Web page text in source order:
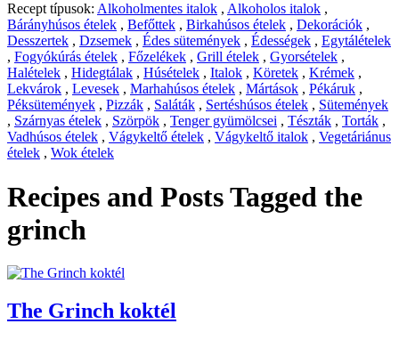
Recept típusok: Alkoholmentes italok , Alkoholos italok ,
Bárányhúsos ételek , Befőttek , Birkahúsos ételek , Dekorációk ,
Desszertek , Dzsemek , Édes sütemények , Édességek , Egytálételek
, Fogyókúrás ételek , Főzelékek , Grill ételek , Gyorsételek ,
Halételek , Hidegtálak , Húsételek , Italok , Köretek , Krémek ,
Lekvárok , Levesek , Marhahúsos ételek , Mártások , Pékáruk ,
Péksütemények , Pizzák , Saláták , Sertéshúsos ételek , Sütemények
, Szárnyas ételek , Szörpök , Tenger gyümölcsei , Tészták , Torták ,
Vadhúsos ételek , Vágykeltő ételek , Vágykeltő italok , Vegetáriánus
ételek , Wok ételek
Recipes and Posts Tagged the
grinch
The Grinch koktél